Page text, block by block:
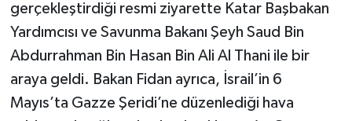
gerçekleştirdiği resmi ziyarette Katar Başbakan
Yardımcısı ve Savunma Bakanı Şeyh Saud Bin
Abdurrahman Bin Hasan Bin Ali Al Thani ile bir
araya geldi. Bakan Fidan ayrıca, İsrail’in 6
Mayıs’ta Gazze Şeridi’ne düzenlediği hava